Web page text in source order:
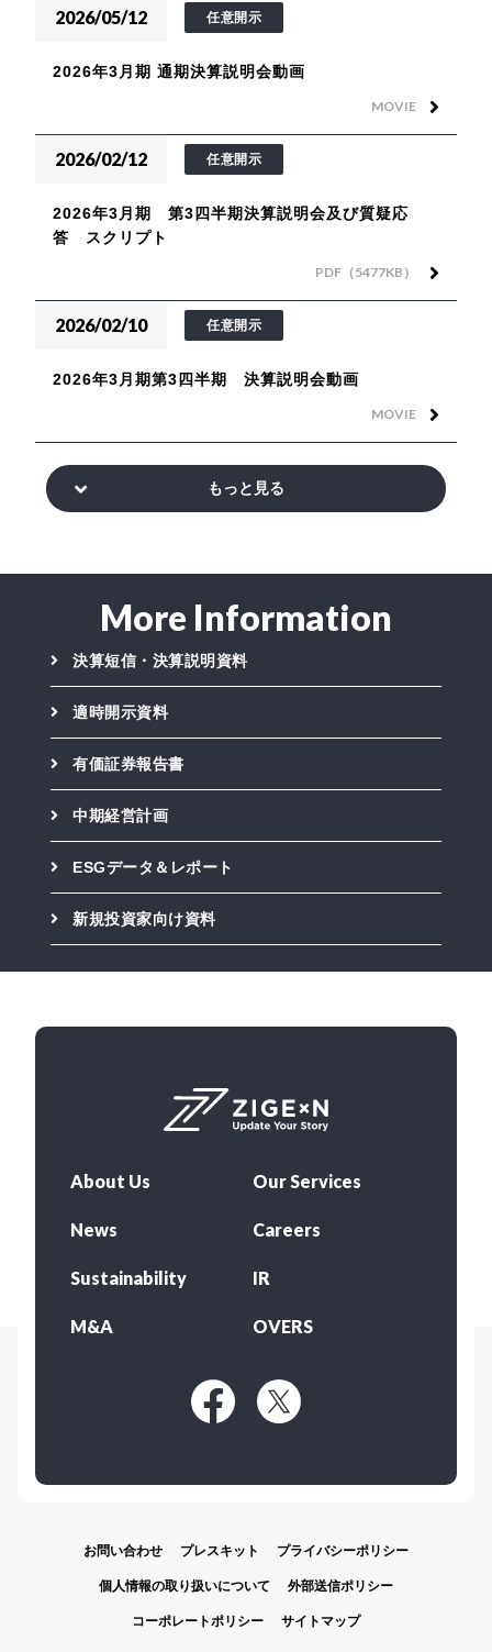
2026/05/12 任意開示
2026年3月期 通期決算説明会動画
MOVIE
2026/02/12 任意開示
2026年3月期 第3四半期決算説明会及び質疑応
答 スクリプト
PDF（5477KB）
2026/02/10 任意開示
2026年3月期第3四半期 決算説明会動画
MOVIE
もっと見る
More Information
決算短信・決算説明資料
適時開示資料
有価証券報告書
中期経営計画
ESGデータ＆レポート
新規投資家向け資料
About Us Our Services
News Careers
Sustainability IR
M&A OVERS
お問い合わせ プレスキット プライバシーポリシー
個人情報の取り扱いについて 外部送信ポリシー
コーポレートポリシー サイトマップ